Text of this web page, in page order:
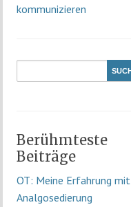
kommunizieren
Berühmteste
Beiträge
OT: Meine Erfahrung mit
Analgosedierung